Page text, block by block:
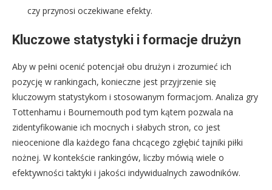
czy przynosi oczekiwane efekty.
Kluczowe statystyki i formacje drużyn
Aby w pełni ocenić potencjał obu drużyn i zrozumieć ich
pozycję w rankingach, konieczne jest przyjrzenie się
kluczowym statystykom i stosowanym formacjom. Analiza gry
Tottenhamu i Bournemouth pod tym kątem pozwala na
zidentyfikowanie ich mocnych i słabych stron, co jest
nieocenione dla każdego fana chcącego zgłębić tajniki piłki
nożnej. W kontekście rankingów, liczby mówią wiele o
efektywności taktyki i jakości indywidualnych zawodników.